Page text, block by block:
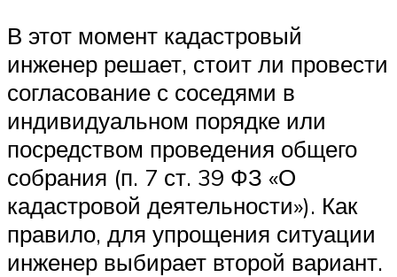
В этот момент кадастровый
инженер решает, стоит ли провести
согласование с соседями в
индивидуальном порядке или
посредством проведения общего
собрания (п. 7 ст. 39 ФЗ «О
кадастровой деятельности»). Как
правило, для упрощения ситуации
инженер выбирает второй вариант.